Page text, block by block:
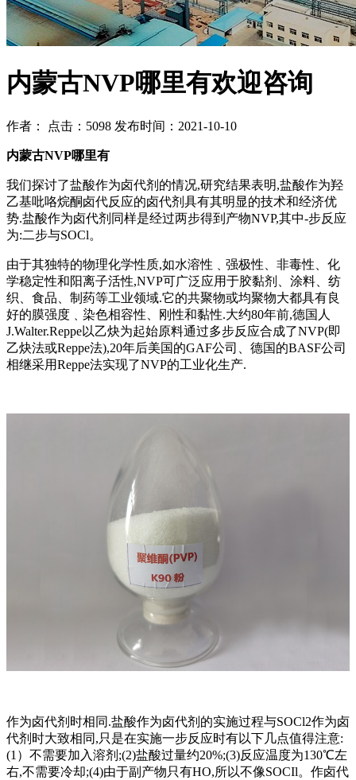
内蒙古NVP哪里有欢迎咨询
作者： 点击：5098 发布时间：2021-10-10
内蒙古NVP哪里有
我们探讨了盐酸作为卤代剂的情况,研究结果表明,盐酸作为羟
乙基吡咯烷酮卤代反应的卤代剂具有其明显的技术和经济优
势.盐酸作为卤代剂同样是经过两步得到产物NVP,其中-步反应
为:二步与SOCl。
由于其独特的物理化学性质,如水溶性﹑强极性、非毒性、化
学稳定性和阳离子活性,NVP可广泛应用于胶黏剂、涂料、纺
织、食品、制药等工业领域.它的共聚物或均聚物大都具有良
好的膜强度﹑染色相容性、刚性和黏性.大约80年前,德国人
J.Walter.Reppe以乙炔为起始原料通过多步反应合成了NVP(即
乙炔法或Reppe法),20年后美国的GAF公司、德国的BASF公司
相继采用Reppe法实现了NVP的工业化生产.
作为卤代剂时相同.盐酸作为卤代剂的实施过程与SOCl2作为卤
代剂时大致相同,只是在实施一步反应时有以下几点值得注意:
(1）不需要加入溶剂;(2)盐酸过量约20%;(3)反应温度为130℃左
右,不需要冷却;(4)由于副产物只有HO,所以不像SOCIl。作卤代